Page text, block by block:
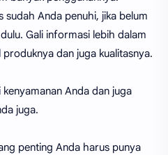
sudah Anda penuhi, jika belum
Gali informasi lebih dalam
dan juga kualitasnya.
Anda dan juga
juga.
penting Anda harus punya